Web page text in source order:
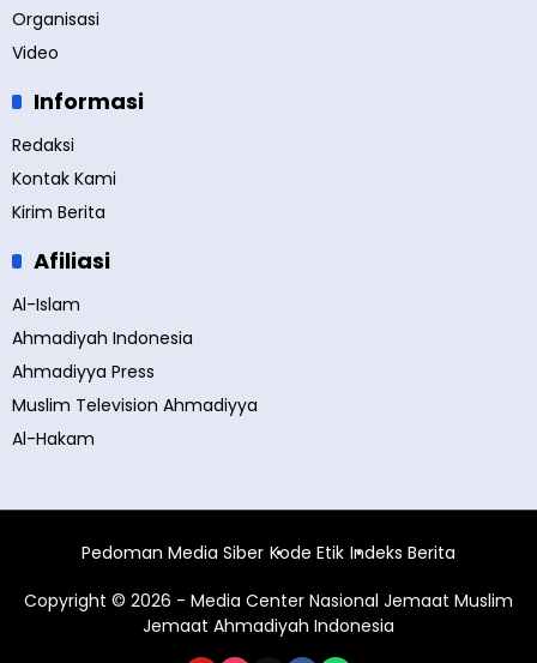
Organisasi
Video
Informasi
Redaksi
Kontak Kami
Kirim Berita
Afiliasi
Al-Islam
Ahmadiyah Indonesia
Ahmadiyya Press
Muslim Television Ahmadiyya
Al-Hakam
Pedoman Media Siber Kode Etik Indeks Berita
Copyright © 2026 - Media Center Nasional Jemaat Muslim
Jemaat Ahmadiyah Indonesia